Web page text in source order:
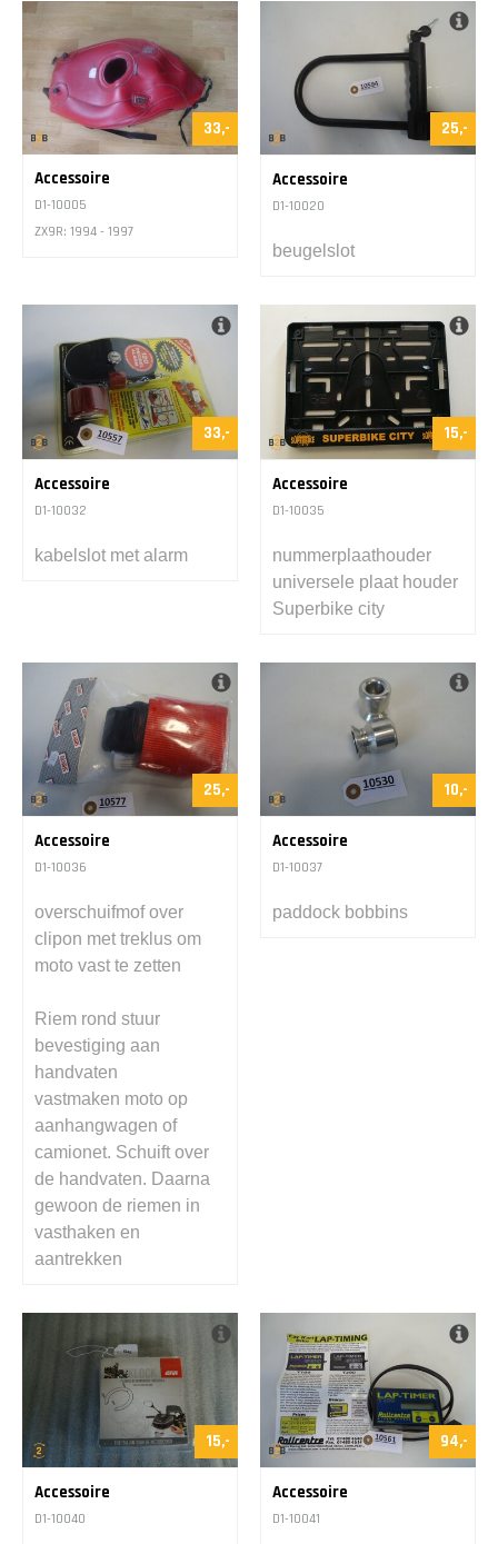
Contact
33,-
Accessoire
D1-10005
ZX9R: 1994 - 1997
25,-
Accessoire
D1-10020
beugelslot
33,-
Accessoire
D1-10032
kabelslot met alarm
15,-
Accessoire
D1-10035
nummerplaathouder
universele plaat houder
Superbike city
25,-
Accessoire
D1-10036
overschuifmof over
clipon met treklus om
moto vast te zetten
Riem rond stuur
bevestiging aan
handvaten
vastmaken moto op
aanhangwagen of
camionet. Schuift over
de handvaten. Daarna
gewoon de riemen in
vasthaken en
aantrekken
10,-
Accessoire
D1-10037
paddock bobbins
15,-
Accessoire
D1-10040
94,-
Accessoire
D1-10041